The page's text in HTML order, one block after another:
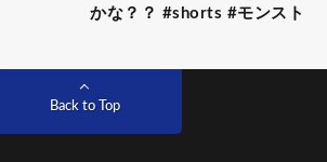
かな？？ #shorts #モンスト
Back to Top